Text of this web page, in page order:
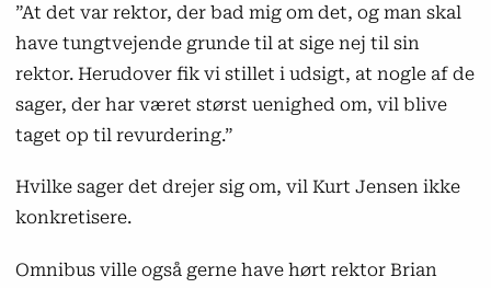
”At det var rektor, der bad mig om det, og man skal
have tungtvejende grunde til at sige nej til sin
rektor. Herudover fik vi stillet i udsigt, at nogle af de
sager, der har været størst uenighed om, vil blive
taget op til revurdering.”
Hvilke sager det drejer sig om, vil Kurt Jensen ikke
konkretisere.
Omnibus ville også gerne have hørt rektor Brian